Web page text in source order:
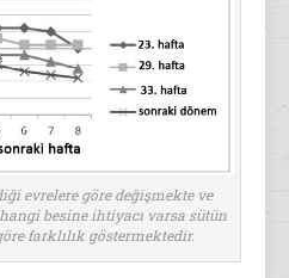
evrelere göre değişmekte ve
besine ihtiyacı varsa sütün
farklılık göstermektedir.